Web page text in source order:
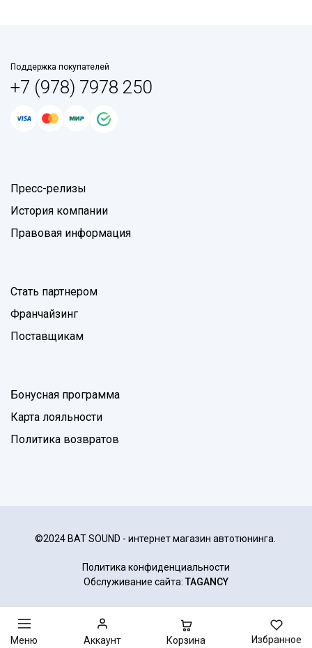
Поддержка покупателей
+7 (978) 7978 250
Пресс-релизы
История компании
Правовая информация
Стать партнером
Франчайзинг
Поставщикам
Бонусная программа
Карта лояльности
Политика возвратов
©2024 BAT SOUND - интернет магазин автотюнинга.
Политика конфиденциальности
Обслуживание сайта: TAGANCY
Меню Аккаунт Корзина Избранное